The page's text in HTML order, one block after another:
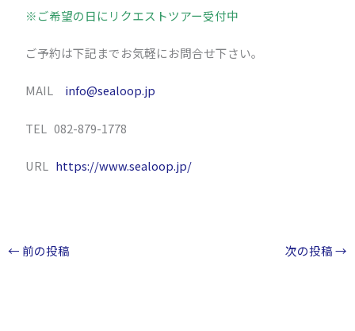
※ご希望の日にリクエストツアー受付中
ご予約は下記までお気軽にお問合せ下さい。
MAIL info@sealoop.jp
TEL 082-879-1778
URL https://www.sealoop.jp/
← 前の投稿 次の投稿→